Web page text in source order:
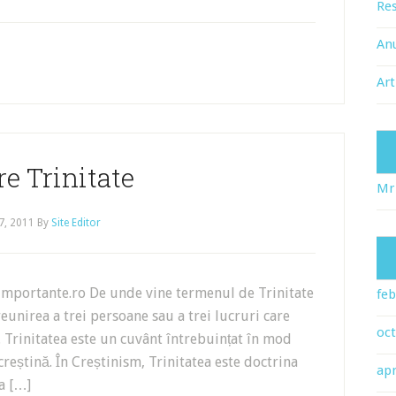
Trinitate
2011 By Site Editor
De unde vine termenul de Trinitate
a trei persoane sau a trei lucruri care
este un cuvânt întrebuințat în mod
În Creștinism, Trinitatea este doctrina
[…]
Mr